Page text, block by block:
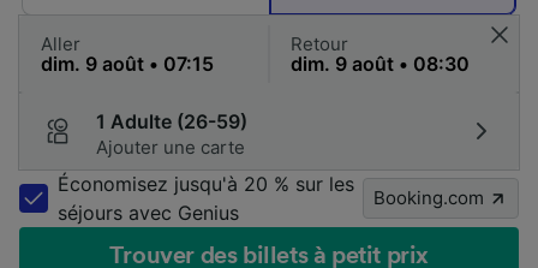
Aller Retour
1 Adulte (26-59)
Ajouter une carte
Économisez jusqu'à 20 % sur les
séjours avec Genius
Booking.com
Trouver des billets à petit prix